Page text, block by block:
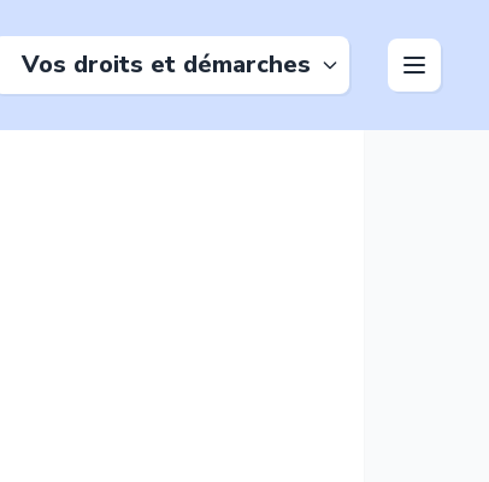
Vos droits et démarches